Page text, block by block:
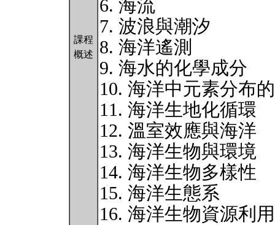
課程
概述
6. 海流
7. 波浪與潮汐
8. 海洋遙測
9. 海水的化學成分
10. 海洋中元素分布
11. 海洋生地化循環
12. 溫室效應與海洋
13. 海洋生物與環境
14. 海洋生物多樣性
15. 海洋生態系
16. 海洋生物資源利